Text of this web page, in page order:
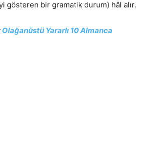
gösteren bir gramatik durum) hâl alır.
Olağanüstü Yararlı 10 Almanca